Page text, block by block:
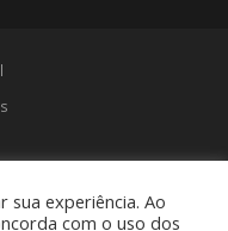
sua experiência. Ao
com o uso dos